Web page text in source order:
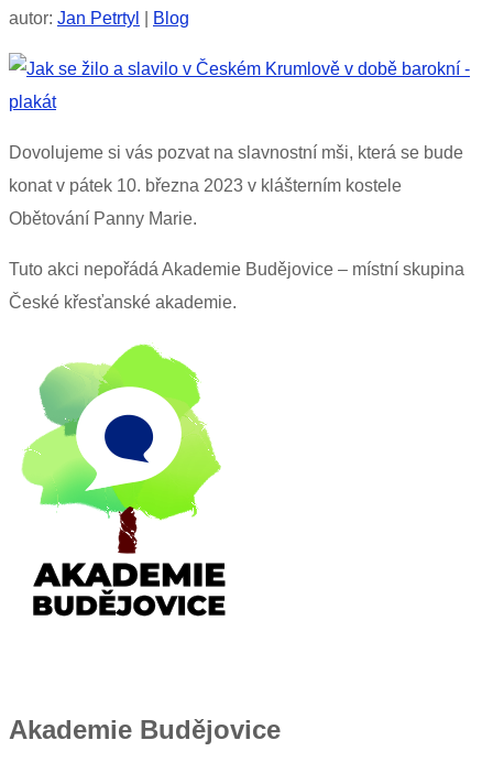
autor: Jan Petrtyl Blog
Dovolujeme si vás pozvat na slavnostní mši, která se bude
konat v pátek 10. března 2023 v klášterním kostele
Obětování Panny Marie.
Tuto akci nepořádá Akademie Budějovice – místní skupina
České křesťanské akademie.
Akademie Budějovice